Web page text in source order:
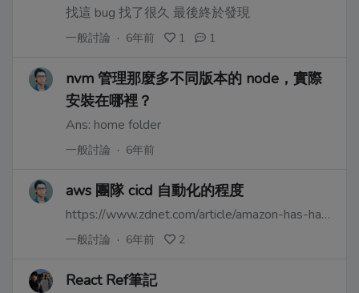
找這 bug 找了很久 最後終於發現
一般討論 · 6年前 1 1
nvm 管理那麼多不同版本的 node，實際
安裝在哪裡？
Ans: home folder
一般討論 · 6年前
aws 團隊 cicd 自動化的程度
https://www.zdnet.com/article/amazon-has-hands-off-approach-to-continuous-integration-and-continuous-delivery-of-software/
一般討論 · 6年前 2
React Ref筆記